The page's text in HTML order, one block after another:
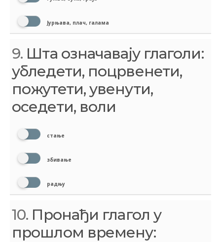
Јурњава, плач, галама
9. Шта означавају глаголи:
убледети, поцрвенети,
пожутети, увенути,
оседети, воли
стање
збивање
радњу
10. Пронађи глагол у
прошлом времену: